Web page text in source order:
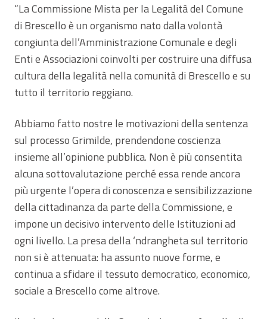
“La Commissione Mista per la Legalità del Comune
di Brescello è un organismo nato dalla volontà
congiunta dell’Amministrazione Comunale e degli
Enti e Associazioni coinvolti per costruire una diffusa
cultura della legalità nella comunità di Brescello e su
tutto il territorio reggiano.
Abbiamo fatto nostre le motivazioni della sentenza
sul processo Grimilde, prendendone coscienza
insieme all’opinione pubblica. Non è più consentita
alcuna sottovalutazione perché essa rende ancora
più urgente l’opera di conoscenza e sensibilizzazione
della cittadinanza da parte della Commissione, e
impone un decisivo intervento delle Istituzioni ad
ogni livello. La presa della ‘ndrangheta sul territorio
non si è attenuata: ha assunto nuove forme, e
continua a sfidare il tessuto democratico, economico,
sociale a Brescello come altrove.